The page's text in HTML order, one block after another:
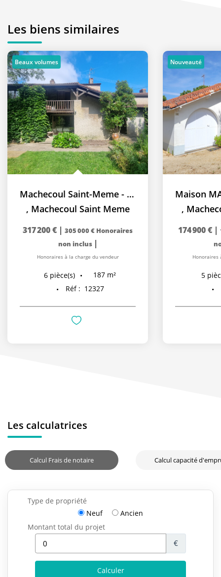
Les biens similaires
Beaux volumes
Machecoul Saint-Meme - Maison 4 chambres + mezzanine - coup...
, Machecoul Saint Meme
317 200 € | 305 000 € Honoraires
non inclus |
Honoraires à la charge du vendeur
6 pièce(s) 187 m²
Réf : 12327
Nouveauté
,
174 900 € |
Honoraires
5
Les calculatrices
Calcul Frais de notaire Calcul capacité